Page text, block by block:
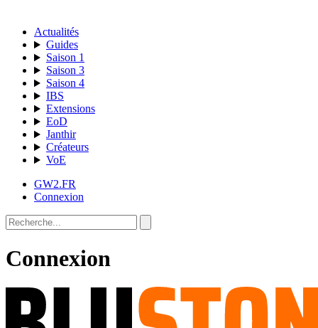
Actualités
Guides
Saison 1
Saison 3
Saison 4
IBS
Extensions
EoD
Janthir
Créateurs
VoE
GW2.FR
Connexion
Connexion